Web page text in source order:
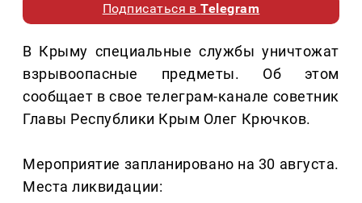
Подписаться вTelegram
В Крыму специальные службы уничтожат
взрывоопасные предметы. Об этом
сообщает в свое телеграм-канале советник
Главы Республики Крым Олег Крючков.
Мероприятие запланировано на 30 августа.
Места ликвидации: